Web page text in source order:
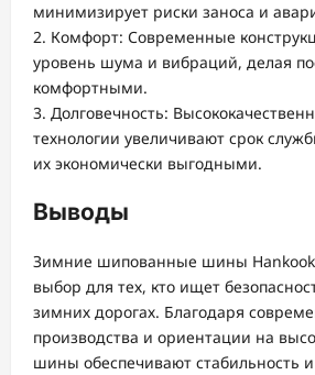
минимизирует риски заноса и
2. Комфорт: Современные
уровень шума и вибраций, делая
комфортными.
3. Долговечность:
технологии увеличивают срок
их экономически выгодными.
Выводы
Зимние шипованные шины
выбор для тех, кто ищет
зимних дорогах. Благодаря
производства и ориентации на
шины обеспечивают стабильность